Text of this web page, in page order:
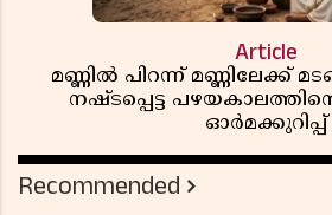
Article
മണ്ണിൽ പിറന്ന് മണ്ണിലേക്ക്
നഷ്ടപ്പെട്ട
ഓർമക്കുറിപ്പ്
Recommended